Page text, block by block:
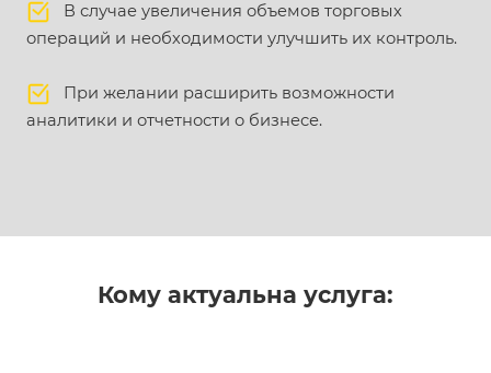
В случае увеличения объемов торговых
операций и необходимости улучшить их контроль.
При желании расширить возможности
аналитики и отчетности о бизнесе.
Кому актуальна услуга: